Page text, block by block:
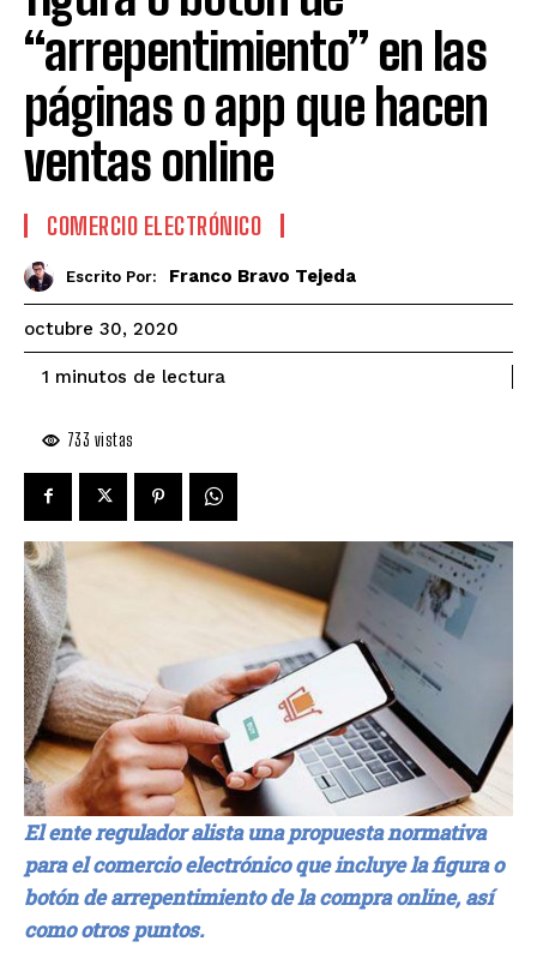
“arrepentimiento” en las
páginas o app que hacen
ventas online
COMERCIO ELECTRÓNICO
Escrito Por: Franco Bravo Tejeda
octubre 30, 2020
1 minutos de lectura
733 vistas
El ente regulador alista una propuesta normativa
para el comercio electrónico que incluye la figura o
botón de arrepentimiento de la compra online, así
como otros puntos.